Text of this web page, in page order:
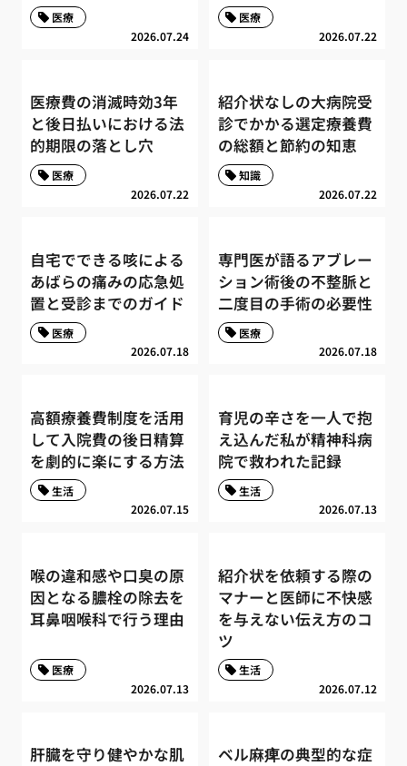
2026.07.24
医療
2026.07.22
医療
医療費の消滅時効3年
と後日払いにおける法
的期限の落とし穴
2026.07.22
医療
紹介状なしの大病院受
診でかかる選定療養費
の総額と節約の知恵
2026.07.22
知識
自宅でできる咳による
あばらの痛みの応急処
置と受診までのガイド
2026.07.18
医療
専門医が語るアブレー
ション術後の不整脈と
二度目の手術の必要性
2026.07.18
医療
高額療養費制度を活用
して入院費の後日精算
を劇的に楽にする方法
2026.07.15
生活
育児の辛さを一人で抱
え込んだ私が精神科病
院で救われた記録
2026.07.13
生活
喉の違和感や口臭の原
因となる膿栓の除去を
耳鼻咽喉科で行う理由
2026.07.13
医療
紹介状を依頼する際の
マナーと医師に不快感
を与えない伝え方のコ
ツ
2026.07.12
生活
肝臓を守り健やかな肌
ベル麻痺の典型的な症